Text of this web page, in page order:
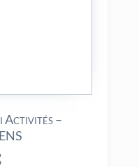
Activités –